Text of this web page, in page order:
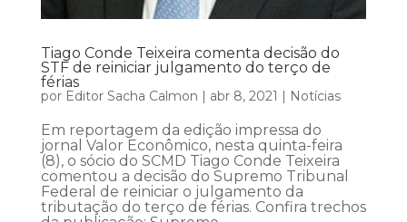
Tiago Conde Teixeira comenta decisão do
STF de reiniciar julgamento do terço de
férias
por Editor Sacha Calmon | abr 8, 2021 | Notícias
Em reportagem da edição impressa do
jornal Valor Econômico, nesta quinta-feira
(8), o sócio do SCMD Tiago Conde Teixeira
comentou a decisão do Supremo Tribunal
Federal de reiniciar o julgamento da
tributação do terço de férias. Confira trechos